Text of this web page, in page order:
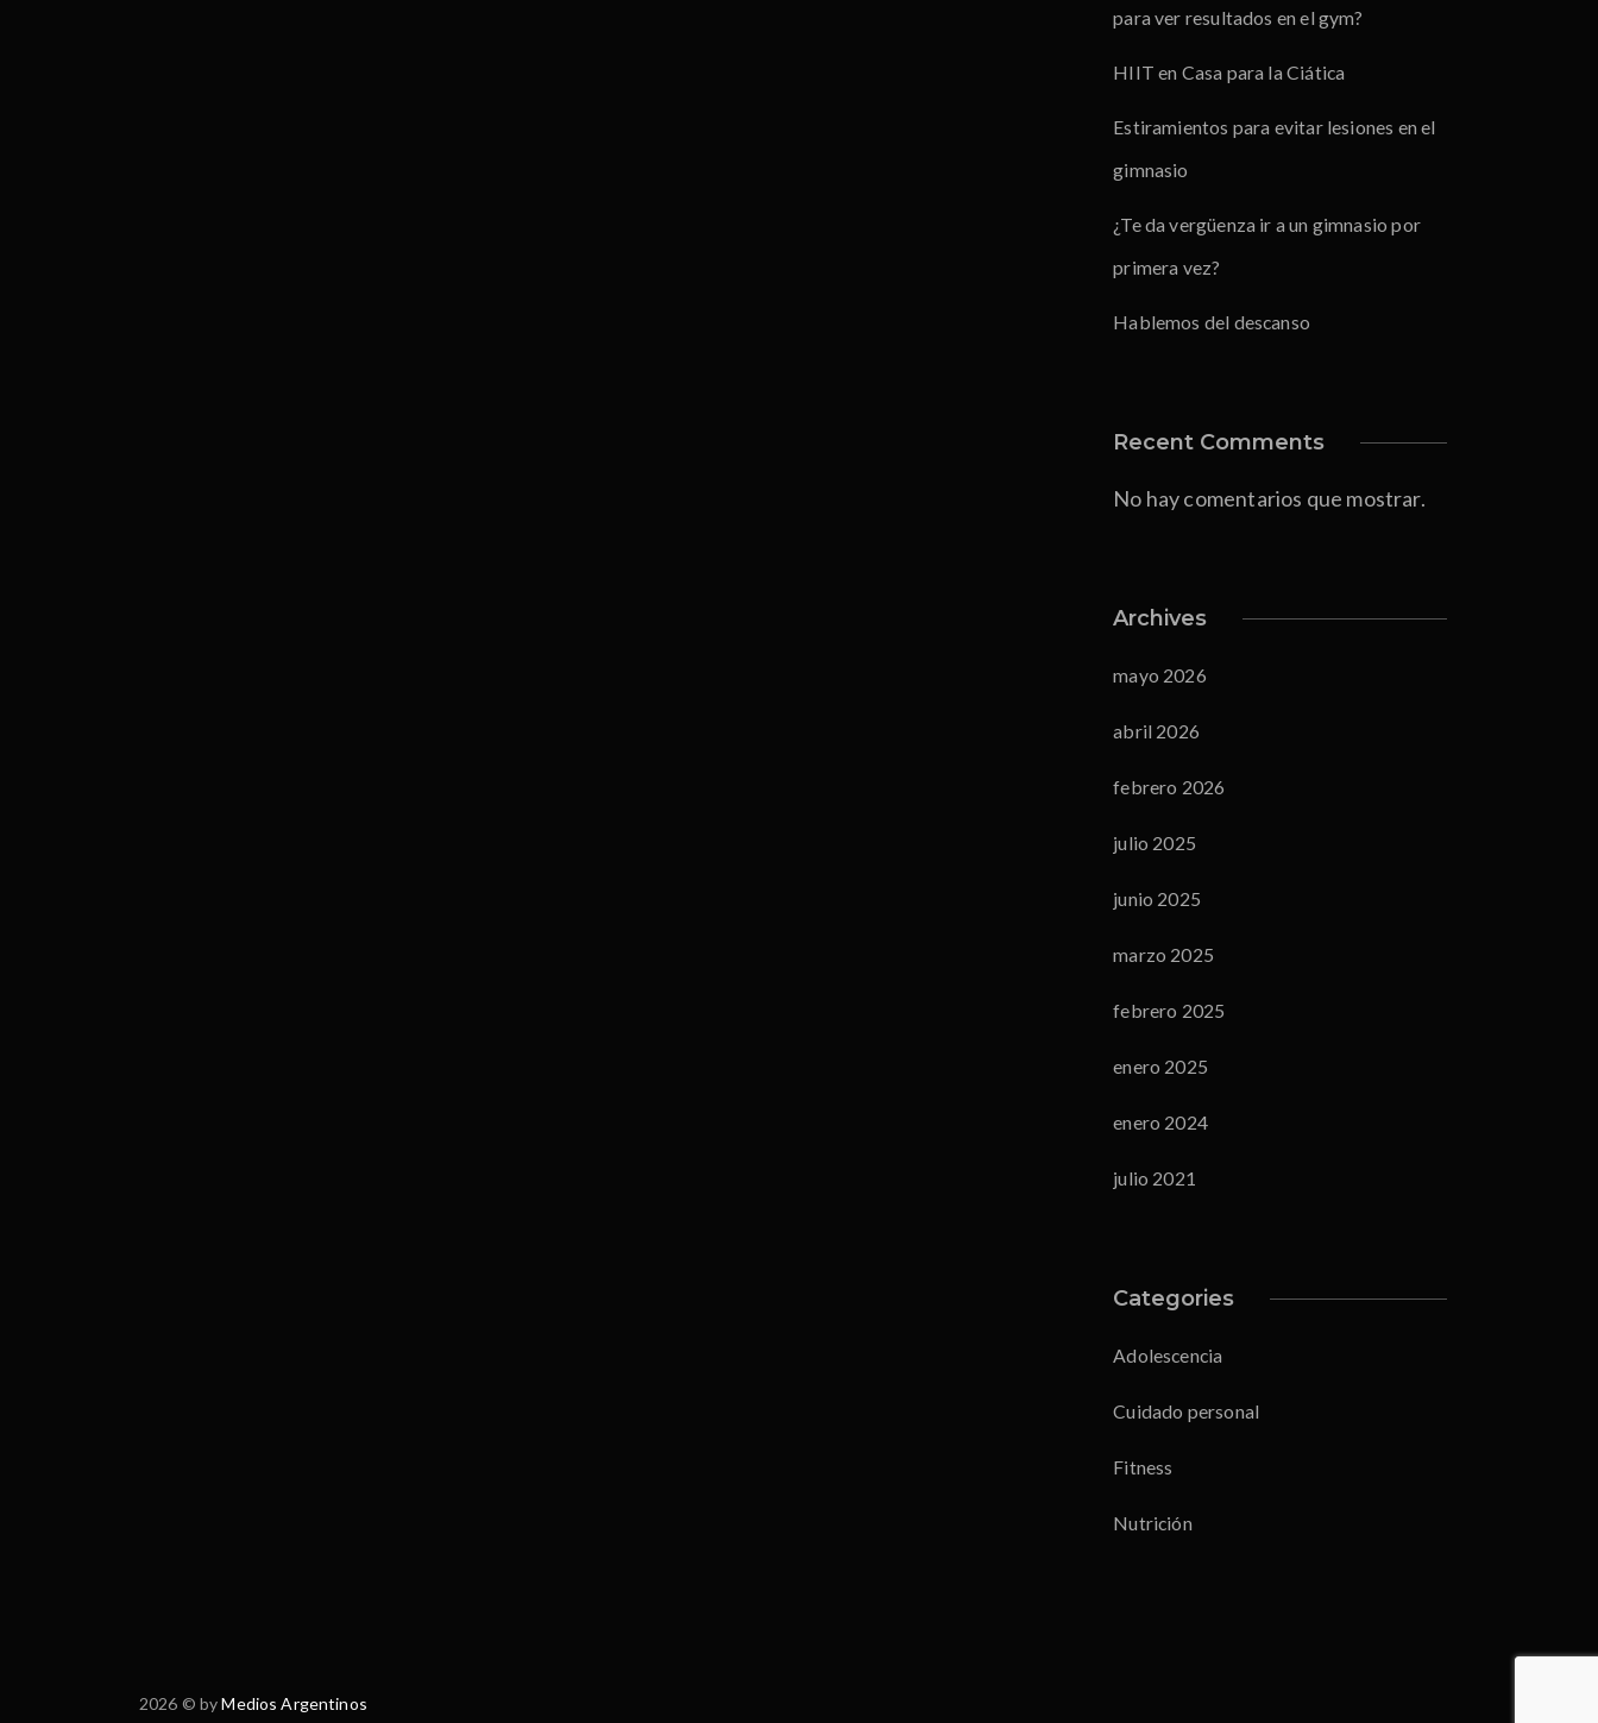
para ver resultados en el gym?
HIIT en Casa para la Ciática
Estiramientos para evitar lesiones en el
gimnasio
¿Te da vergüenza ir a un gimnasio por
primera vez?
Hablemos del descanso
Recent Comments
No hay comentarios que mostrar.
Archives
mayo 2026
abril 2026
febrero 2026
julio 2025
junio 2025
marzo 2025
febrero 2025
enero 2025
enero 2024
julio 2021
Categories
Adolescencia
Cuidado personal
Fitness
Nutrición
2026 © byMedios Argentinos